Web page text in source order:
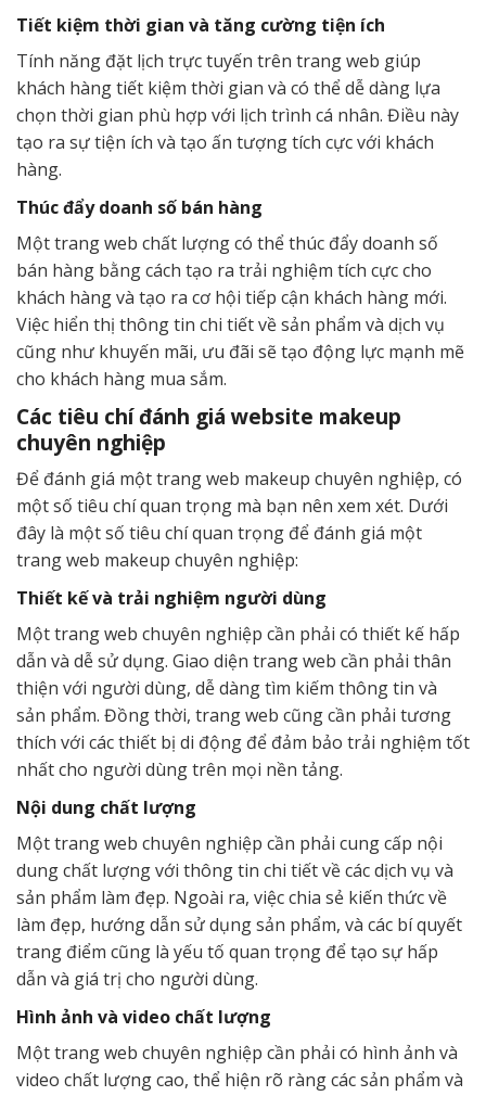
Tiết kiệm thời gian và tăng cường tiện ích
Tính năng đặt lịch trực tuyến trên trang web giúp
khách hàng tiết kiệm thời gian và có thể dễ dàng lựa
chọn thời gian phù hợp với lịch trình cá nhân. Điều này
tạo ra sự tiện ích và tạo ấn tượng tích cực với khách
hàng.
Thúc đẩy doanh số bán hàng
Một trang web chất lượng có thể thúc đẩy doanh số
bán hàng bằng cách tạo ra trải nghiệm tích cực cho
khách hàng và tạo ra cơ hội tiếp cận khách hàng mới.
Việc hiển thị thông tin chi tiết về sản phẩm và dịch vụ
cũng như khuyến mãi, ưu đãi sẽ tạo động lực mạnh mẽ
cho khách hàng mua sắm.
Các tiêu chí đánh giá website makeup
chuyên nghiệp
Để đánh giá một trang web makeup chuyên nghiệp, có
một số tiêu chí quan trọng mà bạn nên xem xét. Dưới
đây là một số tiêu chí quan trọng để đánh giá một
trang web makeup chuyên nghiệp:
Thiết kế và trải nghiệm người dùng
Một trang web chuyên nghiệp cần phải có thiết kế hấp
dẫn và dễ sử dụng. Giao diện trang web cần phải thân
thiện với người dùng, dễ dàng tìm kiếm thông tin và
sản phẩm. Đồng thời, trang web cũng cần phải tương
thích với các thiết bị di động để đảm bảo trải nghiệm tốt
nhất cho người dùng trên mọi nền tảng.
Nội dung chất lượng
Một trang web chuyên nghiệp cần phải cung cấp nội
dung chất lượng với thông tin chi tiết về các dịch vụ và
sản phẩm làm đẹp. Ngoài ra, việc chia sẻ kiến thức về
làm đẹp, hướng dẫn sử dụng sản phẩm, và các bí quyết
trang điểm cũng là yếu tố quan trọng để tạo sự hấp
dẫn và giá trị cho người dùng.
Hình ảnh và video chất lượng
Một trang web chuyên nghiệp cần phải có hình ảnh và
video chất lượng cao, thể hiện rõ ràng các sản phẩm và